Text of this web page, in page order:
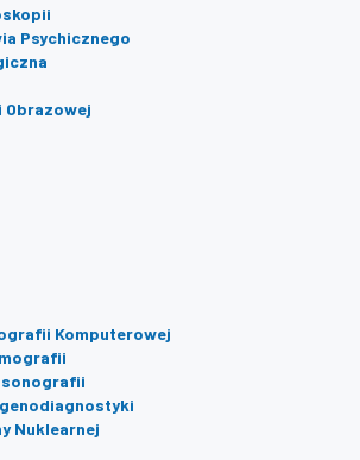
Psychicznego
Obrazowej
Komputerowej
Nuklearnej